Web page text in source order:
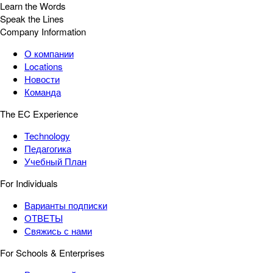
Learn the Words
Speak the Lines
Company Information
О компании
Locations
Новости
Команда
The EC Experience
Technology
Педагогика
Учебный План
For Individuals
Варианты подписки
ОТВЕТЫ
Свяжись с нами
For Schools & Enterprises